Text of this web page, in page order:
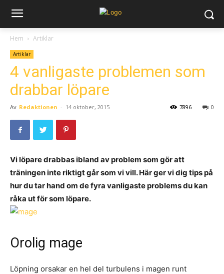
Hem Artiklar
Artiklar
4 vanligaste problemen som
drabbar löpare
Av Redaktionen - 14 oktober, 2015 0
7896
Vi löpare drabbas ibland av problem som gör att
träningen inte riktigt går som vi vill. Här ger vi dig tips på
hur du tar hand om de fyra vanligaste problems du kan
råka ut för som löpare.
Orolig mage
Löpning orsakar en hel del turbulens i magen runt